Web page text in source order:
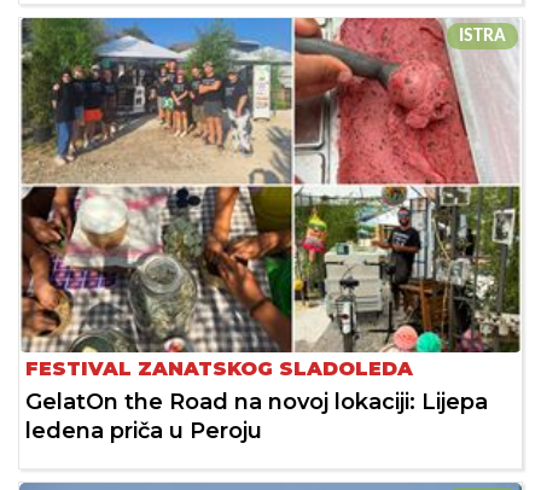
ISTRA
FESTIVAL ZANATSKOG SLADOLEDA
GelatOn the Road na novoj lokaciji: Lijepa
ledena priča u Peroju